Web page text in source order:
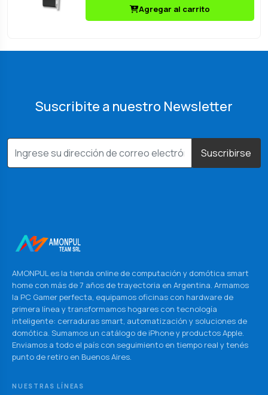
Agregar al carrito
Suscribite a nuestro Newsletter
Suscribirse
AMONPUL es la tienda online de computación y domótica smart
home con más de 7 años de trayectoria en Argentina. Armamos
la PC Gamer perfecta, equipamos oficinas con hardware de
primera línea y transformamos hogares con tecnología
inteligente: cerraduras smart, automatización y soluciones de
domótica. Sumamos un catálogo de iPhone y productos Apple.
Enviamos a todo el país con seguimiento en tiempo real y tenés
punto de retiro en Buenos Aires.
NUESTRAS LÍNEAS